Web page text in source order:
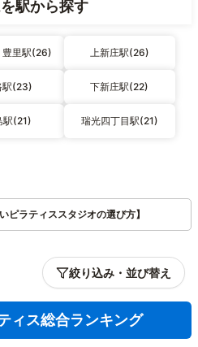
駅から探す
豊里駅(26) 上新庄駅(26)
駅(23) 下新庄駅(22)
駅(21) 瑞光四丁目駅(21)
ピラティススタジオの選び方】
絞り込み・並び替え
ィス総合ランキング